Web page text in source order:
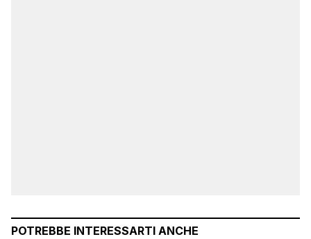
POTREBBE INTERESSARTI ANCHE